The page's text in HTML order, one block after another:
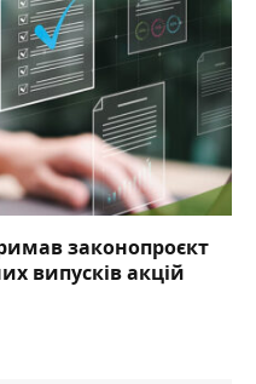
законопроєкт
випусків акцій